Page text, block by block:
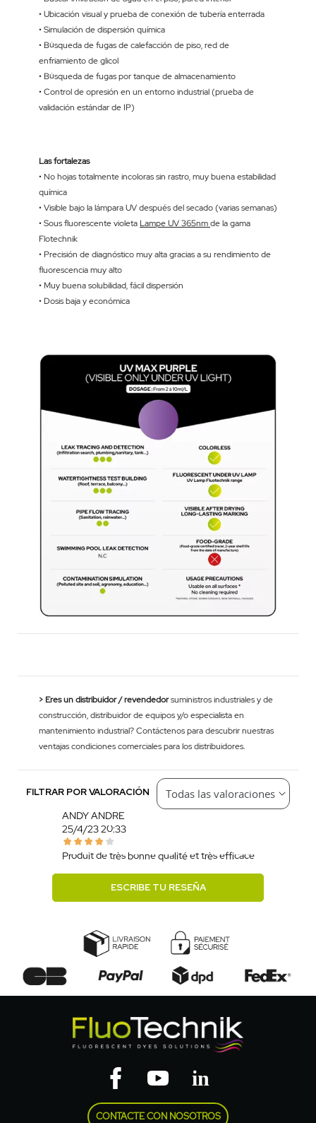
• Ubicación visual y prueba de conexión de tubería enterrada
• Simulación de dispersión química
• Búsqueda de fugas de calefacción de piso, red de
enfriamiento de glicol
• Búsqueda de fugas por tanque de almacenamiento
• Control de opresión en un entorno industrial (prueba de
validación estándar de IP)
Las fortalezas
• No hojas totalmente incoloras sin rastro, muy buena estabilidad
química
• Visible bajo la lámpara UV después del secado (varias semanas)
• Sous fluorescente violeta Lampe UV 365nmde la gama
Flotechnik
• Precisión de diagnóstico muy alta gracias a su rendimiento de
fluorescencia muy alto
• Muy buena solubilidad, fácil dispersión
• Dosis baja y económica
> Eres un distribuidor / revendedorsuministros industriales y de
construcción, distribuidor de equipos y/o especialista en
mantenimiento industrial? Contáctenos para descubrir nuestras
ventajas condiciones comerciales para los distribuidores.
FILTRAR POR VALORACIÓN
ANDY ANDRE
25/4/23 20:33
Produit de très bonne qualité et très efficace
ESCRIBE TU RESEÑA
CONTACTE CON NOSOTROS